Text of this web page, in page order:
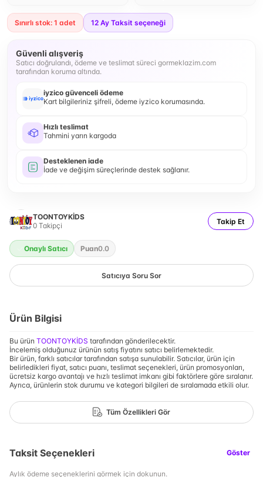
Sınırlı stok: 1 adet 12 Ay Taksit seçeneği
Güvenli alışveriş
Satıcı doğrulandı, ödeme ve teslimat süreci gormeklazim.com
tarafından koruma altında.
iyzico güvenceli ödeme
Kart bilgileriniz şifreli, ödeme iyzico korumasında.
Hızlı teslimat
Tahmini yarın kargoda
Desteklenen iade
İade ve değişim süreçlerinde destek sağlanır.
TOONTOYKİDS
0 Takipçi Takip Et
Onaylı Satıcı Puan0.0
Satıcıya Soru Sor
Ürün Bilgisi
Bu ürün TOONTOYKİDS tarafından gönderilecektir.
İncelemiş olduğunuz ürünün satış fiyatını satıcı belirlemektedir.
Bir ürün, farklı satıcılar tarafından satışa sunulabilir. Satıcılar, ürün için
belirledikleri fiyat, satıcı puanı, teslimat seçenekleri, ürün promosyonları,
ücretsiz kargo avantajı ve hızlı teslimat imkanı gibi faktörlere göre sıralanır.
Ayrıca, ürünlerin stok durumu ve kategori bilgileri de sıralamada etkili olur.
Tüm Özellikleri Gör
Taksit Seçenekleri Göster
Aylık ödeme seçeneklerini görmek için dokunun.